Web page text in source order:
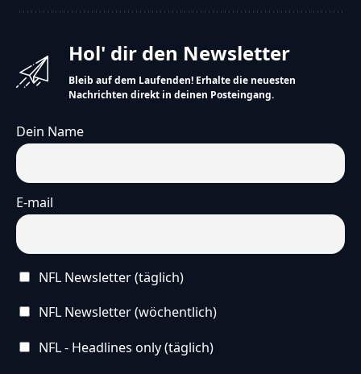
Hol' dir den Newsletter
Bleib auf dem Laufenden! Erhalte die neuesten
Nachrichten direkt in deinen Posteingang.
Dein Name
E-mail
NFL Newsletter (täglich)
NFL Newsletter (wöchentlich)
NFL - Headlines only (täglich)